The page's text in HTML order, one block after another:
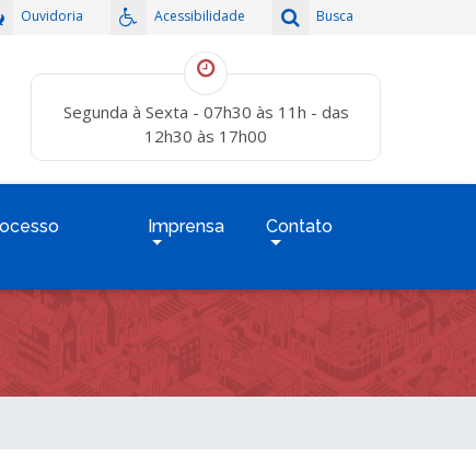
Busca
Acessibilidade
Ouvidoria
Segunda à Sexta - 07h30 às 11h - das
12h30 às 17h00
Imprensa Contato